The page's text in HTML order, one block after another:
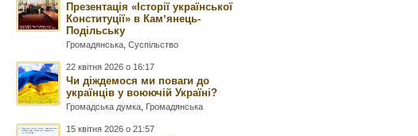
Презентація «Історії української
Конституції» в Камʼянець-
Подільську
Громадянська ,Суспільство
22 квітня 2026 о 16:17
Чи діждемося ми поваги до
українців у воюючій Україні?
Громадська думка Громадянська
15 квітня 2026 о 21:57